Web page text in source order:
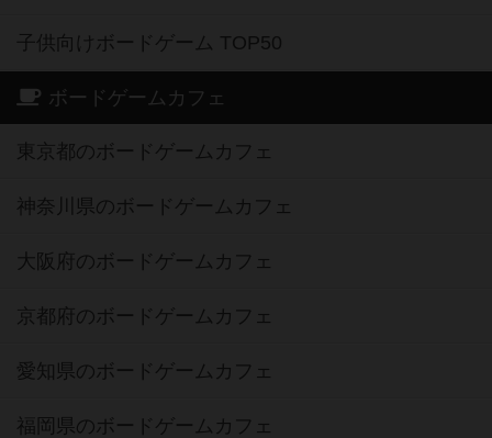
子供向けボードゲーム TOP50
ボードゲームカフェ
東京都のボードゲームカフェ
神奈川県のボードゲームカフェ
大阪府のボードゲームカフェ
京都府のボードゲームカフェ
愛知県のボードゲームカフェ
福岡県のボードゲームカフェ